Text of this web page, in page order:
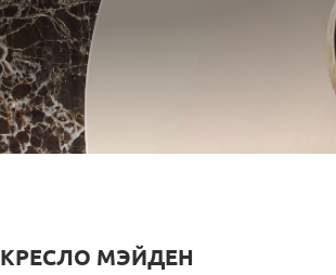
КРЕСЛО МЭЙДЕН